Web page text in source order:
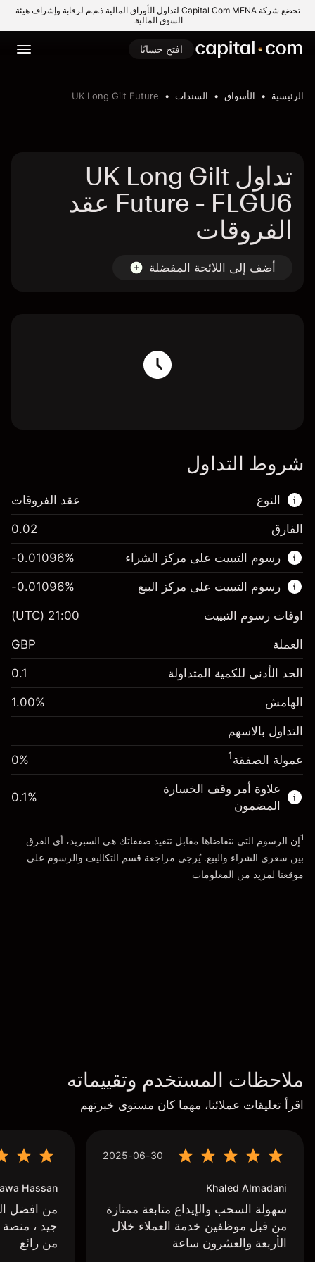
تخضع شركة Capital Com MENA لتداول الأوراق المالية ذ.م.م لرقابة وإشراف هيئة
السوق المالية.
افتح حسابًا
الرئيسية الأسواق السندات UK Long Gilt Future
تداول UK Long Gilt
Future - FLGU6 عقد
الفروقات
أضف إلى اللائحة المفضلة
شروط التداول
النوع
هذا السوق المالي متاح للتداول من خلال عقود
الفروقات.
اعرف المزيد عن:
عقود الفروقات
عقد الفروقات
الفارق 0.02
رسوم التبييت على مركز الشراء
الهامش. استثمارك £1,000.00
-0.01096
%
(-£10.96)
حجم التداول مع الرافعة المالية ~ $
المال من الرافعة المالية ~
الذهاب إلى المنصة
-0.01096%
رسوم التبييت على مركز البيع
الهامش. استثمارك £1,000.00
رسم المبيت
-0.01096
(-£10.96)
حجم التداول مع الرافعة المالية ~ $
المال من الرافعة المالية ~
-0.01096%
اوقات رسوم التبييت 21:00
(UTC)
العملة GBP
الحد الأدنى للكمية المتداولة 0.1
الهامش 1.00%
التداول بالاسهم
عمولة الصفقة1
0%
علاوة أمر وقف الخسارة
المضمون
0.1%
1إن الرسوم التي نتقاضاها مقابل تنفيذ صفقاتك هي السبريد، أي الفرق
بين سعري الشراء والبيع. يُرجى مراجعة قسم التكاليف والرسوم على
موقعنا لمزيد من المعلومات
ملاحظات المستخدم وتقييماته
اقرأ تعليقات عملائنا، مهما كان مستوى خبرتهم
2025-06-30
Khaled Almadani
سهولة السحب والإيداع متابعة ممتازة
من قبل موظفين خدمة العملاء خلال
الأربعة والعشرون ساعة
Hassan
من افضل
جيد ،
من رائع